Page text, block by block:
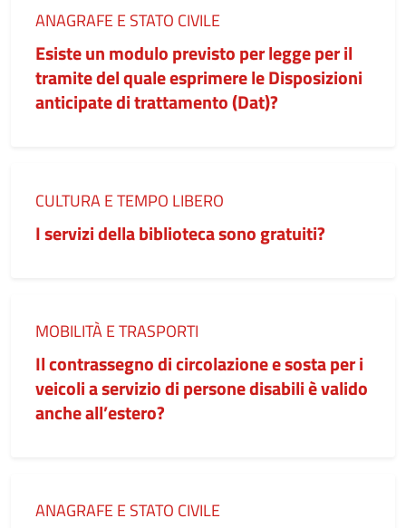
Categoria:
ANAGRAFE E STATO CIVILE
Esiste un modulo previsto per legge per il
tramite del quale esprimere le Disposizioni
anticipate di trattamento (Dat)?
Categoria:
CULTURA E TEMPO LIBERO
I servizi della biblioteca sono gratuiti?
Categoria:
MOBILITÀ E TRASPORTI
Il contrassegno di circolazione e sosta per i
veicoli a servizio di persone disabili è valido
anche all’estero?
Categoria:
ANAGRAFE E STATO CIVILE